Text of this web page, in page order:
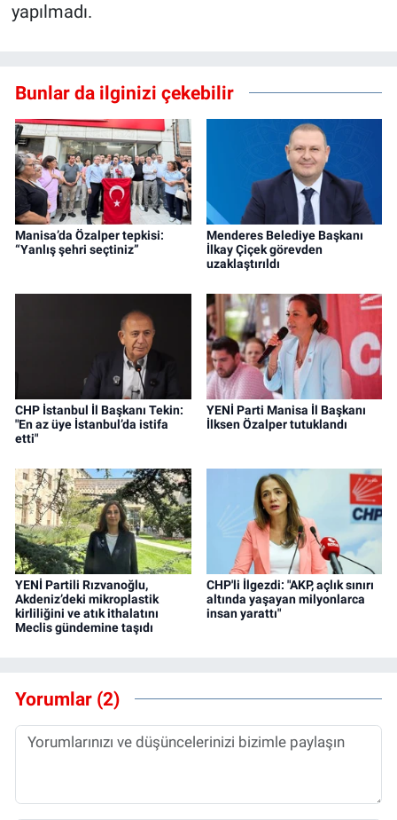
yapılmadı.
Bunlar da ilginizi çekebilir
Manisa’da Özalper tepkisi:
“Yanlış şehri seçtiniz”
Menderes Belediye Başkanı
İlkay Çiçek görevden
uzaklaştırıldı
CHP İstanbul İl Başkanı Tekin:
"En az üye İstanbul’da istifa
etti"
YENİ Parti Manisa İl Başkanı
İlksen Özalper tutuklandı
YENİ Partili Rızvanoğlu,
Akdeniz’deki mikroplastik
kirliliğini ve atık ithalatını
Meclis gündemine taşıdı
CHP'li İlgezdi: "AKP, açlık sınırı
altında yaşayan milyonlarca
insan yarattı"
Yorumlar (2)